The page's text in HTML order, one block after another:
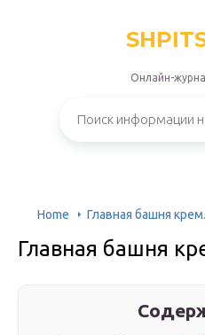
Онлайн-
Home Главная башня
Главная башня